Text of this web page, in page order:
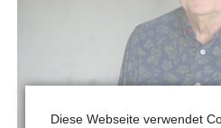
Diese Webseite verwendet